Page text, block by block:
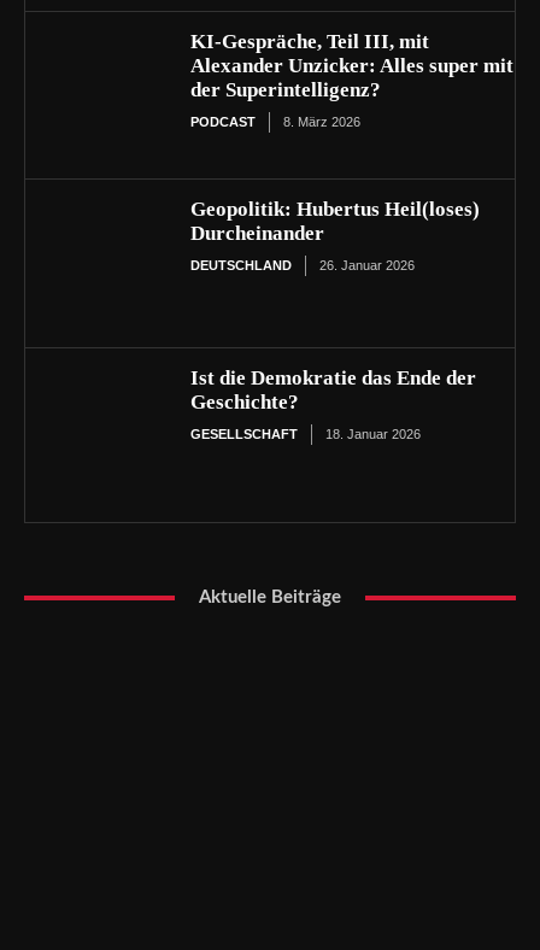
KI-Gespräche, Teil III, mit
Alexander Unzicker: Alles super mit
der Superintelligenz?
PODCAST 8. März 2026
Geopolitik: Hubertus Heil(loses)
Durcheinander
DEUTSCHLAND 26. Januar 2026
Ist die Demokratie das Ende der
Geschichte?
GESELLSCHAFT 18. Januar 2026
Aktuelle Beiträge